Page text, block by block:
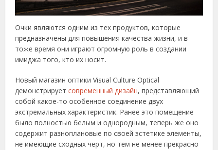
Очки являются одним из тех продуктов, которые
предназначены для повышения качества жизни, и в
тоже время они играют огромную роль в создании
имиджа того, кто их носит.
Новый магазин оптики Visual Culture Optical
демонстрируетсовременный дизайн, представляющий
собой какое-то особенное соединение двух
экстремальных характеристик. Ранее это помещение
было полностью белым и однородным, теперь же оно
содержит разноплановые по своей эстетике элементы,
не имеющие сходных черт, но тем не менее прекрасно